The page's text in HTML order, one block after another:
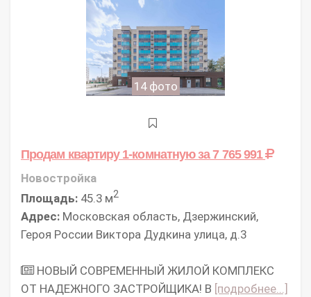
14 фото
Продам квартиру 1-комнатнуюза 7 765 991
Новостройка
Площадь: 45.3 м2
Адрес: Московская область, Дзержинский,
Героя России Виктора Дудкина улица, д.3
НОВЫЙ СОВРЕМЕННЫЙ ЖИЛОЙ КОМПЛЕКС
ОТ НАДЕЖНОГО ЗАСТРОЙЩИКА! В [подробнее...]